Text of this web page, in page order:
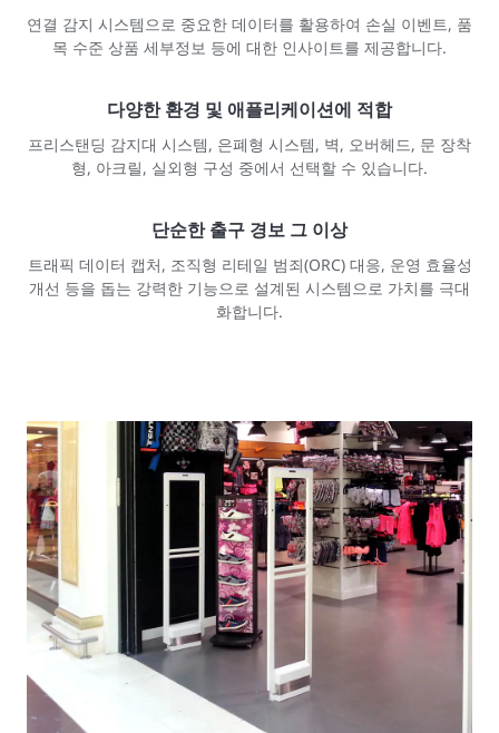
연결 감지 시스템으로 중요한 데이터를 활용하여 손실 이벤트, 품
목 수준 상품 세부정보 등에 대한 인사이트를 제공합니다.
다양한 환경 및 애플리케이션에 적합
프리스탠딩 감지대 시스템, 은폐형 시스템, 벽, 오버헤드, 문 장착
형, 아크릴, 실외형 구성 중에서 선택할 수 있습니다.
단순한 출구 경보 그 이상
트래픽 데이터 캡처, 조직형 리테일 범죄(ORC) 대응, 운영 효율성
개선 등을 돕는 강력한 기능으로 설계된 시스템으로 가치를 극대
화합니다.